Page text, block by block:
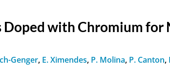
with Chromium for
Genger, E. Ximendes, P. Molina, P. Canton,